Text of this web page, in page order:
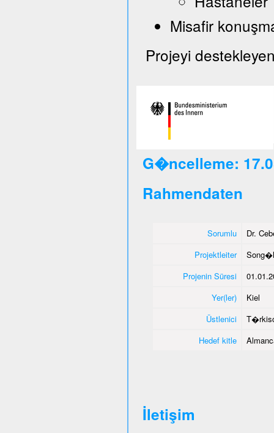
Misafir
Projeyi
G�ncelleme:
Rahmendaten
Sorumlu
Dr.
Projektleiter
Projenin Süresi
Yer(ler)
Kiel
Üstlenici
Hedef kitle
İletişim